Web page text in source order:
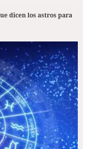
dicen los astros para